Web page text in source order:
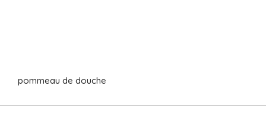
pommeau de douche